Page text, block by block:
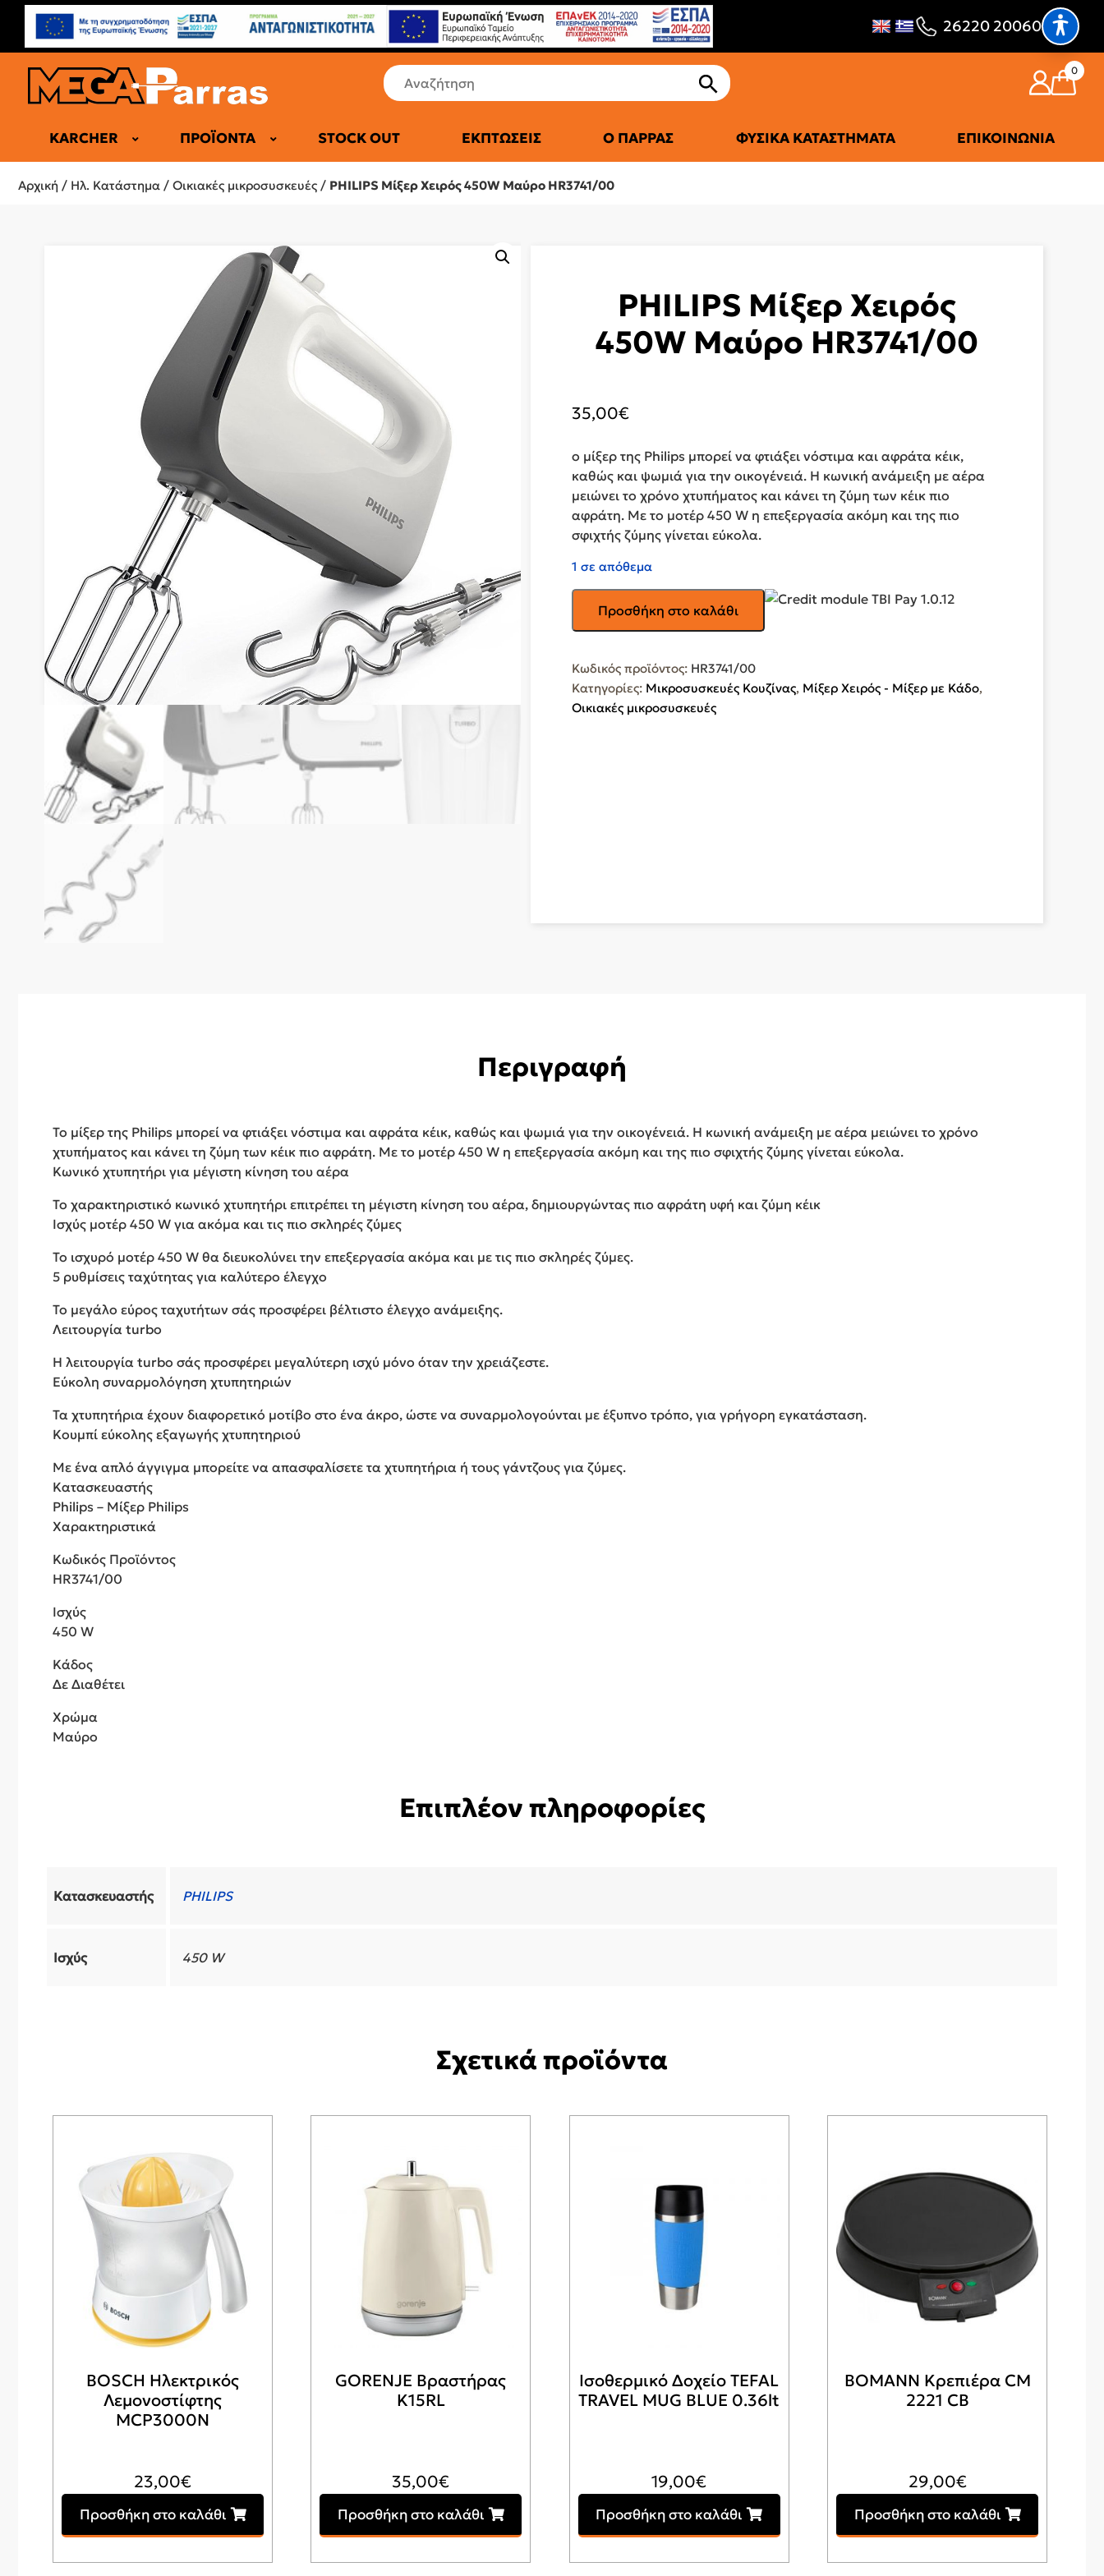
26220 20060
0
KARCHER ΠΡΟΪΌΝΤΑ
ΕΠΑΓΓΕΛΜΑΤΙΚΆ ΨΥΓΕΊΑ
STOCK OUT ΕΚΠΤΏΣΕΙΣ Ο ΠΑΡΡΆΣ ΦΥΣΙΚΆ ΚΑΤΑΣΤΉΜΑΤΑ ΕΠΙΚΟΙΝΩΝΊΑ
Αρχική / Ηλ. Κατάστημα / Οικιακές μικροσυσκευές / PHILIPS Μίξερ Χειρός 450W Μαύρο HR3741/00
PHILIPS Μίξερ Χειρός
450W Μαύρο HR3741/00
35,00€
ο μίξερ της Philips μπορεί να φτιάξει νόστιμα και αφράτα κέικ,
καθώς και ψωμιά για την οικογένειά. Η κωνική ανάμειξη με αέρα
μειώνει το χρόνο χτυπήματος και κάνει τη ζύμη των κέικ πιο
αφράτη. Με το μοτέρ 450 W η επεξεργασία ακόμη και της πιο
σφιχτής ζύμης γίνεται εύκολα.
1 σε απόθεμα
Μίξερ
Μαύρο
HR3741/00
ποσότητα
Προσθήκη στο καλάθι
Κωδικός προϊόντος: HR3741/00
Κατηγορίες: Μικροσυσκευές Κουζίνας, Μίξερ Χειρός - Μίξερ με Κάδο,
Οικιακές μικροσυσκευές
Περιγραφή
Το μίξερ της Philips μπορεί να φτιάξει νόστιμα και αφράτα κέικ, καθώς και ψωμιά για την οικογένειά. Η κωνική ανάμειξη με αέρα μειώνει το χρόνο
χτυπήματος και κάνει τη ζύμη των κέικ πιο αφράτη. Με το μοτέρ 450 W η επεξεργασία ακόμη και της πιο σφιχτής ζύμης γίνεται εύκολα.
Κωνικό χτυπητήρι για μέγιστη κίνηση του αέρα
Το χαρακτηριστικό κωνικό χτυπητήρι επιτρέπει τη μέγιστη κίνηση του αέρα, δημιουργώντας πιο αφράτη υφή και ζύμη κέικ
Ισχύς μοτέρ 450 W για ακόμα και τις πιο σκληρές ζύμες
Το ισχυρό μοτέρ 450 W θα διευκολύνει την επεξεργασία ακόμα και με τις πιο σκληρές ζύμες.
5 ρυθμίσεις ταχύτητας για καλύτερο έλεγχο
Το μεγάλο εύρος ταχυτήτων σάς προσφέρει βέλτιστο έλεγχο ανάμειξης.
Λειτουργία turbo
Η λειτουργία turbo σάς προσφέρει μεγαλύτερη ισχύ μόνο όταν την χρειάζεστε.
Εύκολη συναρμολόγηση χτυπητηριών
Τα χτυπητήρια έχουν διαφορετικό μοτίβο στο ένα άκρο, ώστε να συναρμολογούνται με έξυπνο τρόπο, για γρήγορη εγκατάσταση.
Κουμπί εύκολης εξαγωγής χτυπητηριού
Με ένα απλό άγγιγμα μπορείτε να απασφαλίσετε τα χτυπητήρια ή τους γάντζους για ζύμες.
Κατασκευαστής
Philips – Μίξερ Philips
Χαρακτηριστικά
Κωδικός Προϊόντος
HR3741/00
Ισχύς
450 W
Κάδος
Δε Διαθέτει
Χρώμα
Μαύρο
Επιπλέον πληροφορίες
Κατασκευαστής PHILIPS
Ισχύς 450 W
Σχετικά προϊόντα
BOSCH Ηλεκτρικός
Λεμονοστίφτης
MCP3000N
23,00€
Προσθήκη στο καλάθι
GORENJE Βραστήρας
K15RL
35,00€
Προσθήκη στο καλάθι
Ισοθερμικό Δοχείο TEFAL
TRAVEL MUG BLUE 0.36lt
19,00€
Προσθήκη στο καλάθι
BOMANN Κρεπιέρα CM
2221 CB
29,00€
Προσθήκη στο καλάθι